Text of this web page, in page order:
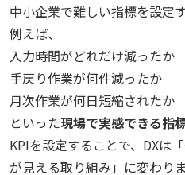
中小企業で難しい指標を設定
例えば、
入力時間がどれだけ減ったか
手戻り作業が何件減ったか
月次作業が何日短縮されたか
といった現場で実感できる指
KPIを設定することで、DXは
が見える取り組み」に変わりま